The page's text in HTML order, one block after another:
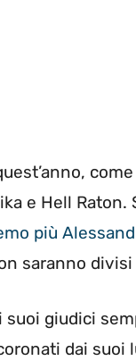
e Hell Raton.
più
saranno
giudici
dai suoi